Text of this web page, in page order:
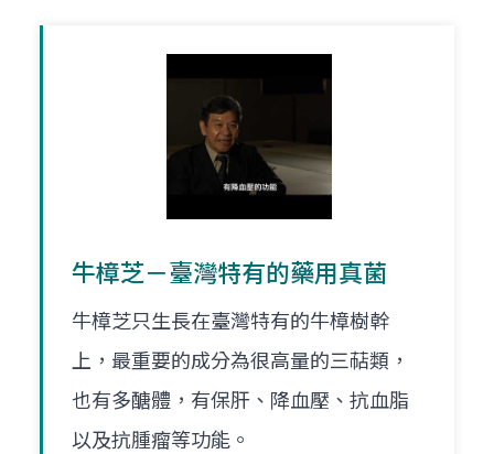
牛樟芝－臺灣特有的藥用真菌
牛樟芝只生長在臺灣特有的牛樟樹幹
上，最重要的成分為很高量的三萜類，
也有多醣體，有保肝、降血壓、抗血脂
以及抗腫瘤等功能。